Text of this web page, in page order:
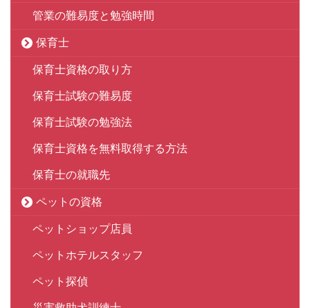
管業の難易度と勉強時間
保育士
保育士資格の取り方
保育士試験の難易度
保育士試験の勉強法
保育士資格を無料取得する方法
保育士の就職先
ペットの資格
ペットショップ店員
ペットホテルスタッフ
ペット探偵